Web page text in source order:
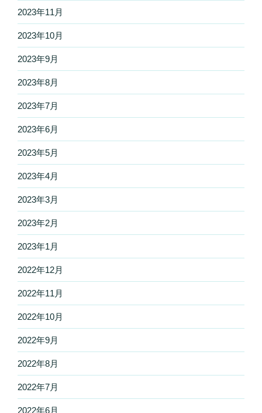
2023年11月
2023年10月
2023年9月
2023年8月
2023年7月
2023年6月
2023年5月
2023年4月
2023年3月
2023年2月
2023年1月
2022年12月
2022年11月
2022年10月
2022年9月
2022年8月
2022年7月
2022年6月